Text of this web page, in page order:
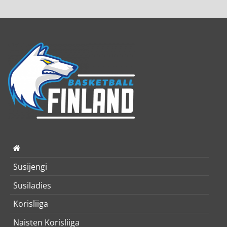
Susijengi
Susiladies
Korisliiga
Naisten Korisliiga